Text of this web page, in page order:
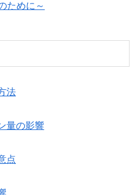
ために～
法
量の影響
点